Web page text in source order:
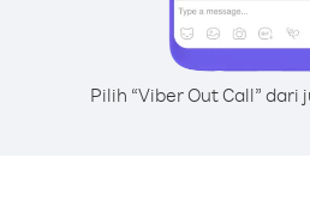
Pilih “Viber Out Call” dari